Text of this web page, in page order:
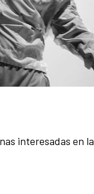
interesadas en